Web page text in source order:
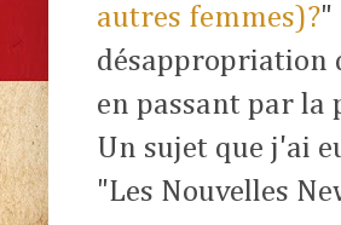
autres femmes)?"
désappropriation
en passant par la
Un sujet que j'ai
"Les Nouvelles